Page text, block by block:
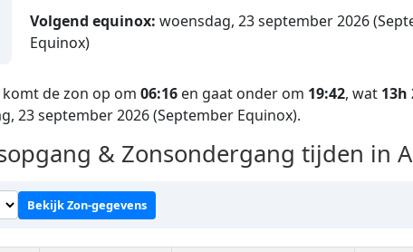
Volgend equinox: woensdag, 23 september 2026
Equinox)
komt de zon op om 06:16 en gaat onder om 19:42, wat 13h
23 september 2026 (September Equinox).
& Zonsondergang tijden in
Bekijk Zon-gegevens